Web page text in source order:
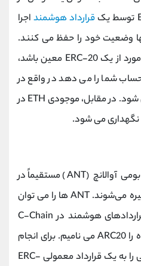
قرارداد هوشمنداجرا
وضعیت خود را حفظ می کنند.
یعنی اگر حساب شما دارای 5 مورد از یک ERC-20 معین باشد،
شما را می دهد در واقع در
قرارداد آن ERC-20 ذخیره می شود. در مقابل، موجودی ETH در
می شود.
برخلاف ERC-20، توکن‌های بومی آوالانچ (ANT) مستقیماً در
حسابی که مالک آنها است ذخیره می‌شوند. ANT ها را می توان
به منظور قابل استفاده در قراردادهای هوشمند در C-Chain
رپد کرد. ما این دارایی رپد شده را ARC20 می نامیم. برای انجام
این کار، یک فیلد شناسه دارایی را به یک قرارداد معمولی ERC-